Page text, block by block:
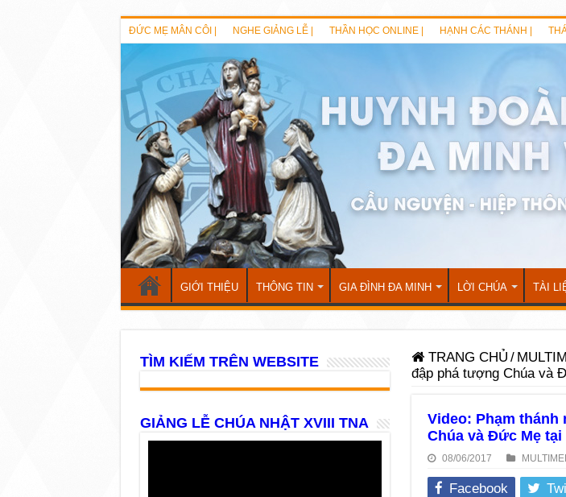
ĐỨC MẸ MÂN CÔI | NGHE GIẢNG LỄ | THẦN HỌC ONLINE | HẠNH CÁC THÁNH |
GIỚI THIỆU THÔNG TIN GIA ĐÌNH ĐA MINH LỜI CHÚA TÀI
TRANG CHỦ /
đập phá tượng Chúa và
Video: Phạm thánh
Chúa và Đức Mẹ tại
08/06/2017
Facebook
TÌM KIẾM TRÊN WEBSITE
GIẢNG LỄ CHÚA NHẬT XVIII TNA